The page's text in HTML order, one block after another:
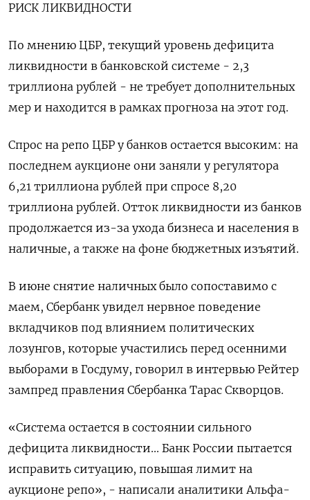
РИСК ЛИКВИДНОСТИ
По мнению ЦБР, текущий уровень дефицита
ликвидности в банковской системе - 2,3
триллиона рублей - не требует дополнительных
мер и находится в рамках прогноза на этот год.
Спрос на репо ЦБР у банков остается высоким: на
последнем аукционе они заняли у регулятора
6,21 триллиона ‌рублей при спросе 8,20
триллиона рублей. Отток ликвидности из банков
продолжается из-за ухода бизнеса и населения в
наличные, а также на фоне бюджетных изъятий.
В июне снятие наличных было сопоставимо с
маем, Сбербанк увидел нервное поведение
вкладчиков под влиянием политических
лозунгов, которые участились перед осенними
выборами в Госдуму, говорил в интервью Рейтер
зампред правления Сбербанка Тарас Скворцов.
«Система остается в состоянии сильного
дефицита ликвидности... Банк России пытается
исправить ​ситуацию, повышая лимит на
аукционе репо», - написали аналитики Альфа-